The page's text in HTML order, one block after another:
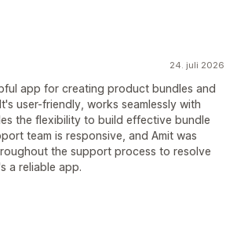
24. juli 2026
app for creating product bundles and
user-friendly, works seamlessly with
the flexibility to build effective bundle
team is responsive, and Amit was
the support process to resolve
a reliable app.